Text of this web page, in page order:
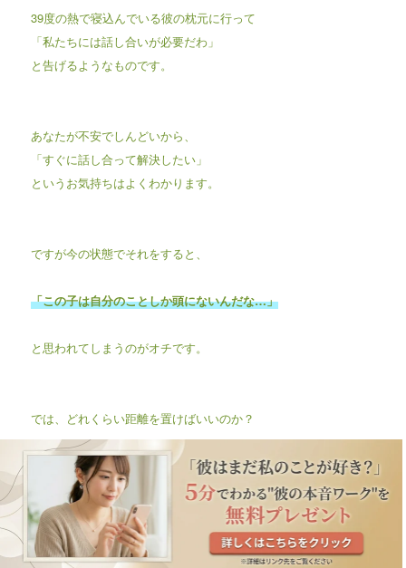
39度の熱で寝込んでいる彼の枕元に行って
「私たちには話し合いが必要だわ」
と告げるようなものです。
あなたが不安でしんどいから、
「すぐに話し合って解決したい」
というお気持ちはよくわかります。
ですが今の状態でそれをすると、
「この子は自分のことしか頭にないんだな…」
と思われてしまうのがオチです。
では、どれくらい距離を置けばいいのか？
これはあくまで目安ですが、
彼から何らかのコンタクトがあるまでは、
こちらからは動かない。